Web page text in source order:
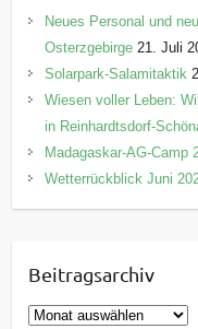
Neues Personal und
Osterzgebirge 21. Juli
Solarpark-Salamitaktik
Wiesen voller Leben:
in Reinhardtsdorf-
Madagaskar-AG-Camp
Wetterrückblick Juni
Beitragsarchiv
B